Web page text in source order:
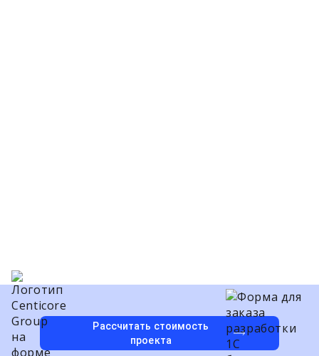
Рассчитать стоимость
проекта